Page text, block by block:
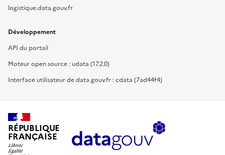
logistique.data.gouv.fr
Développement
API du portail
Moteur open source : udata (17.2.0)
Interface utilisateur de data.gouv.fr : cdata (7ad44f4)
RÉPUBLIQUE
FRANÇAISE